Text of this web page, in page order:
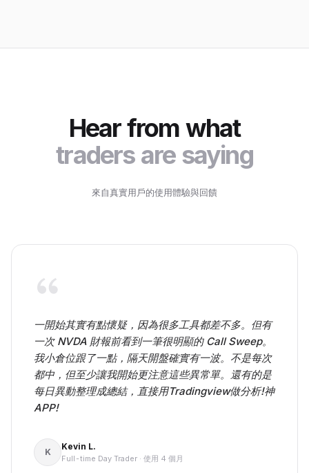
Hear from what
traders are saying
來自真實用戶的使用體驗與回饋
一開始其實有點懷疑，因為很多工具都差不多。但有
一次 NVDA 財報前看到一筆很明顯的 Call Sweep。
我小倉位跟了一點，隔天開盤確實有一波。不是每次
都中，但至少讓我開始更注意這些異常單。還有的是
每日異動整理成總結，直接用Tradingview做分析!神
APP!
K
Kevin L.
Full-time Day Trader · 使用 4 個月